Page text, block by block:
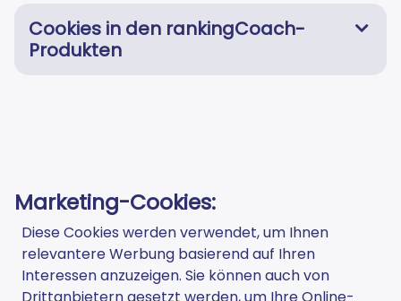
Cookies in den rankingCoach-
Produkten
Marketing-Cookies:
Diese Cookies werden verwendet, um Ihnen
relevantere Werbung basierend auf Ihren
Interessen anzuzeigen. Sie können auch von
Drittanbietern gesetzt werden, um Ihre Online-